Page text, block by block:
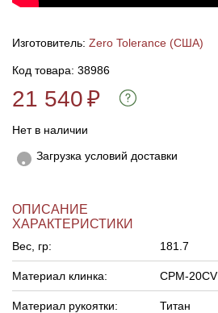
Изготовитель: Zero Tolerance (США)
Код товара: 38986
21 540₽
Нет в наличии
Загрузка условий доставки
ОПИСАНИЕ
ХАРАКТЕРИСТИКИ
Вес, гр: 181.7
Материал клинка: CPM-20CV
Материал рукоятки: Титан